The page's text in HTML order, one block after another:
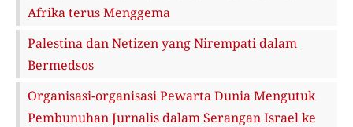
Afrika terus Menggema
Palestina dan Netizen yang Nirempati dalam
Bermedsos
Organisasi-organisasi Pewarta Dunia Mengutuk
Pembunuhan Jurnalis dalam Serangan Israel ke